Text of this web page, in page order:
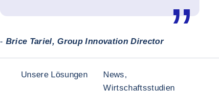
- Brice Tariel, Group Innovation Director
Unsere Lösungen
News,
Wirtschaftsstudien